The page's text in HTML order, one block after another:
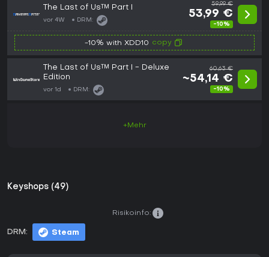
The Last of Us™ Part I
vor 4W DRM:
59,99 €
53,99 €
-10%
-10% with XDD10 copy
The Last of Us™ Part I - Deluxe
Edition
vor 1d DRM:
60,63 €
~54,14 €
-10%
+Mehr
Keyshops (49)
DRM: Steam
Risikoinfo: